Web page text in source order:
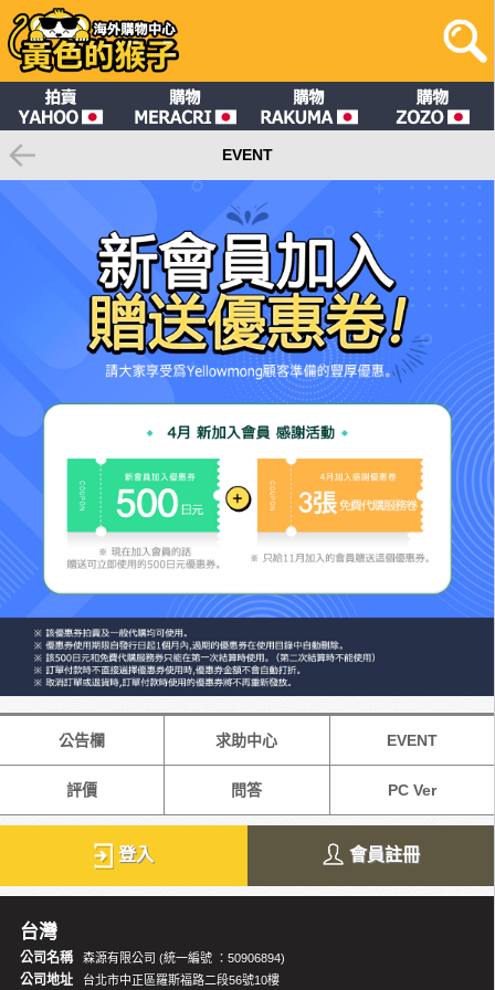
EVENT
公告欄 求助中心 EVENT
評價 問答 PC Ver
登入 會員註冊
台灣
公司名稱 森源有限公司 (統一編號 ：50906894)
公司地址 台北市中正區羅斯福路二段56號10樓